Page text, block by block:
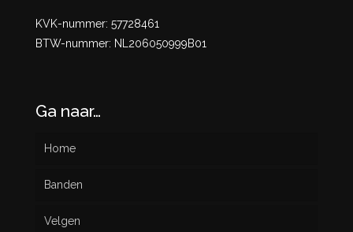
KVK-nummer: 57728461
BTW-nummer: NL206050999B01
Ga naar…
Home
Banden
Nieuw
Velgen